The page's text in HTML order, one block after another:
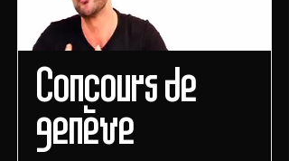
Concours de
genève